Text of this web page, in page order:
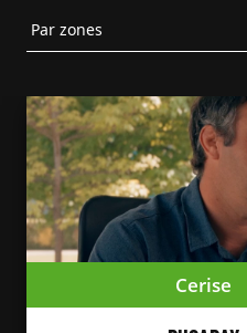
Cerise